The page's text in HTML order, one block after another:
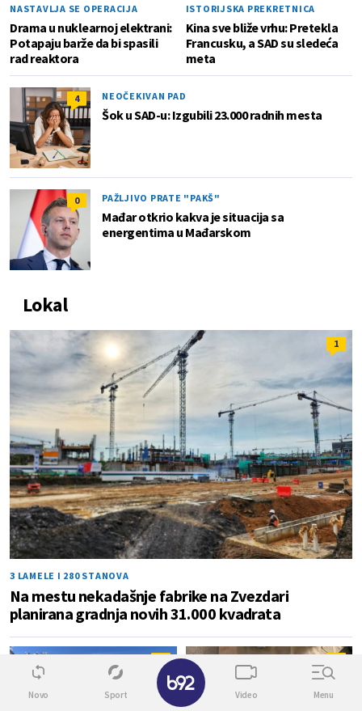
NASTAVLJA SE OPERACIJA
Drama u nuklearnoj elektrani:
Potapaju barže da bi spasili
rad reaktora
ISTORIJSKA PREKRETNICA
Kina sve bliže vrhu: Pretekla
Francusku, a SAD su sledeća
meta
4 NEOČEKIVAN PAD
Šok u SAD-u: Izgubili 23.000 radnih mesta
0 PAŽLJIVO PRATE "PAKŠ"
Mađar otkrio kakva je situacija sa
energentima u Mađarskom
Lokal
1
3 LAMELE I 280 STANOVA
Na mestu nekadašnje fabrike na Zvezdari
planirana gradnja novih 31.000 kvadrata
Novo Sport Video Menu
✕